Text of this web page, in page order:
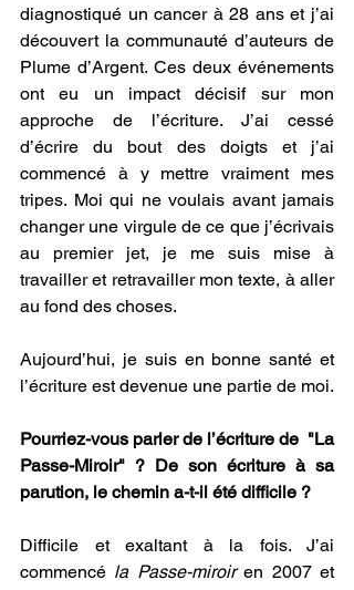
diagnostiqué un cancer à 28 ans et j’ai
découvert la communauté d’auteurs de
Plume d’Argent. Ces deux événements
ont eu un impact décisif sur mon
approche de l’écriture. J’ai cessé
d’écrire du bout des doigts et j’ai
commencé à y mettre vraiment mes
tripes. Moi qui ne voulais avant jamais
changer une virgule de ce que j’écrivais
au premier jet, je me suis mise à
travailler et retravailler mon texte, à aller
au fond des choses.
Aujourd’hui, je suis en bonne santé et
l’écriture est devenue une partie de moi.
Pourriez-vous parler de l’écriture de  "La
Passe-Miroir" ? De son écriture à sa
parution, le chemin a-t-il été difficile ?
Difficile et exaltant à la fois. J’ai
commencé la Passe-miroir en 2007 et